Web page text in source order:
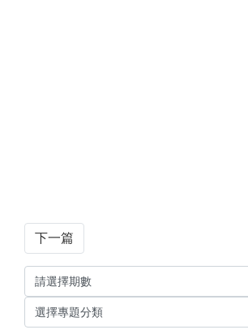
下一篇